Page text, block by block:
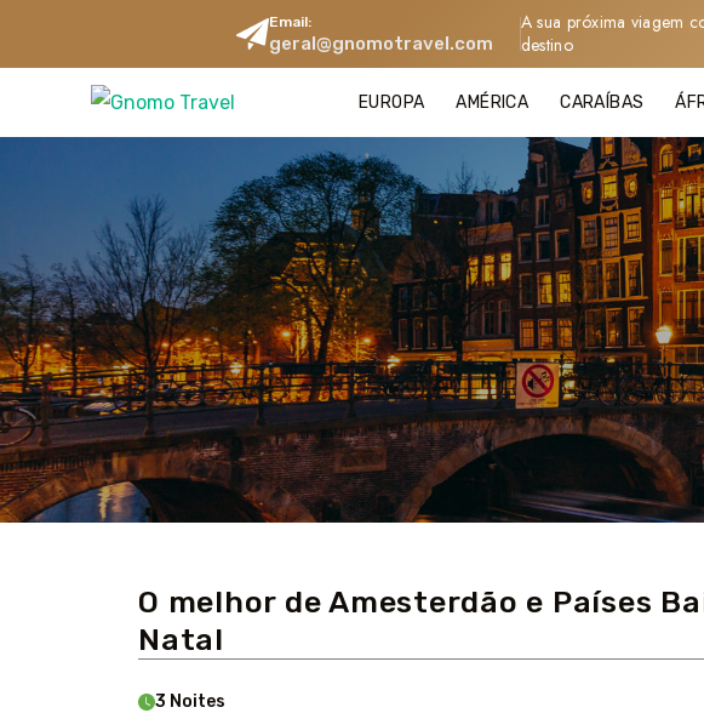
Email:
geral@gnomotravel.com
A sua próxima viagem
destino
EUROPA AMÉRICA CARAÍBAS
O melhor de Amesterdão e Países
Natal
3 Noites